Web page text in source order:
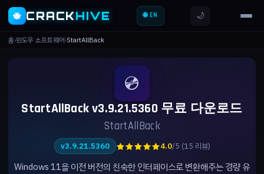
🐝 CRACKHIVE 🌐 EN 🌙
홈›윈도우 소프트웨어›StartAllBack
💿
StartAllBack v3.9.21.5360 무료 다운로드
StartAllBack
v3.9.21.5360 ★★★★★4.0/5 (15 리뷰)
Windows 11을 이전 버전의 친숙한 인터페이스로 변환해주는 경량 유